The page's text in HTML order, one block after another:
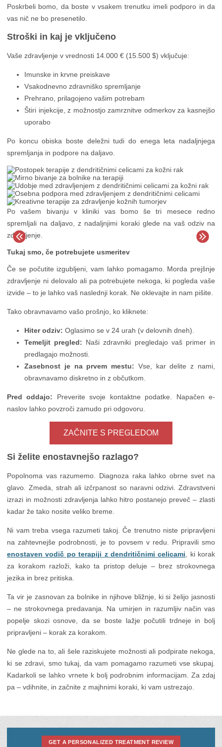
Poskrbeli bomo, da boste v vsakem trenutku imeli podporo in da
vas nič ne bo presenetilo.
Stroški in kaj je vključeno
Vaše zdravljenje v vrednosti 14.000 € (15.500 $) vključuje:
Imunske in krvne preiskave
Vsakodnevno zdravniško spremljanje
Prehrano, prilagojeno vašim potrebam
Štiri injekcije, z možnostjo zamrznitve odmerkov za kasnejšo
uporabo
Po koncu obiska boste deležni tudi do enega leta nadaljnjega
spremljanja in podpore na daljavo.
Po vašem bivanju v kliniki vas bomo še tri mesece redno
spremljali na daljavo, z nadaljnjimi koraki glede na vaš odziv na
zdravljenje.
Tukaj smo, če potrebujete usmeritev
Če se počutite izgubljeni, vam lahko pomagamo. Morda prejšnje
zdravljenje ni delovalo ali pa potrebujete nekoga, ki pogleda vaše
izvide – to je lahko vaš naslednji korak. Ne oklevajte in nam pišite.
Tako obravnavamo vašo prošnjo, ko kliknete:
Hiter odziv: Oglasimo se v 24 urah (v delovnih dneh).
Temeljit pregled: Naši zdravniki pregledajo vaš primer in
predlagajo možnosti.
Zasebnost je na prvem mestu: Vse, kar delite z nami,
obravnavamo diskretno in z občutkom.
Pred oddajo: Preverite svoje kontaktne podatke. Napačen e-
naslov lahko povzroči zamudo pri odgovoru.
ZAČNITE S PREGLEDOM
Si želite enostavnejšo razlago?
Popolnoma vas razumemo. Diagnoza raka lahko obrne svet na
glavo. Zmeda, strah ali izčrpanost so naravni odzivi. Zdravstveni
izrazi in možnosti zdravljenja lahko hitro postanejo preveč – zlasti
kadar že tako nosite veliko breme.
Ni vam treba vsega razumeti takoj. Če trenutno niste pripravljeni
na zahtevnejše podrobnosti, je to povsem v redu. Pripravili smo
enostaven vodič po terapiji z dendritičnimi celicami , ki korak
za korakom razloži, kako ta pristop deluje – brez strokovnega
jezika in brez pritiska.
Ta vir je zasnovan za bolnike in njihove bližnje, ki si želijo jasnosti
– ne strokovnega predavanja. Na umirjen in razumljiv način vas
popelje skozi osnove, da se boste lažje počutili trdneje in bolj
pripravljeni – korak za korakom.
Ne glede na to, ali šele raziskujete možnosti ali podpirate nekoga,
ki se zdravi, smo tukaj, da vam pomagamo razumeti vse skupaj.
Kadarkoli se lahko vrnete k bolj podrobnim informacijam. Za zdaj
pa – vdihnite, in začnite z majhnimi koraki, ki vam ustrezajo.
GET A PERSONALIZED TREATMENT REVIEW